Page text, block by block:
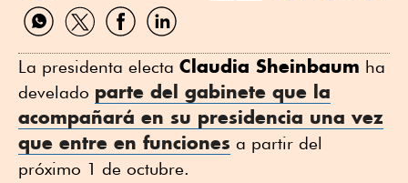
Compartir
por
Compartir
por
Compartir
por
Compartir
por
La presidenta electa Claudia Sheinbaum ha
develado parte del gabinete que la
acompañará en su presidencia una vez
que entre en funciones a partir del
próximo 1 de octubre.